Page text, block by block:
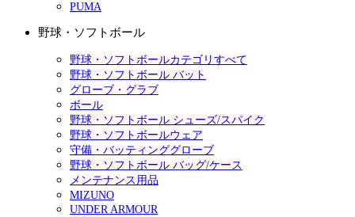
PUMA
野球・ソフトボール
野球・ソフトボールカテゴリすべて
野球・ソフトボール バット
グローブ・グラブ
ボール
野球・ソフトボール シューズ/スパイク
野球・ソフトボールウェア
守備・バッティンググローブ
野球・ソフトボール バッグ/ケース
メンテナンス用品
MIZUNO
UNDER ARMOUR